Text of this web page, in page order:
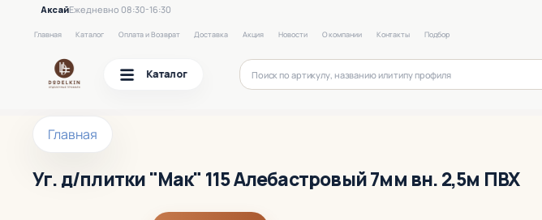
АксайЕжедневно 08:30-16:30
Главная Каталог Оплата и Возврат Доставка Акция Новости О компании Контакты Подбор
Каталог
Главная
Уг. д/плитки "Мак" 115 Алебастровый 7мм вн. 2,5м ПВХ